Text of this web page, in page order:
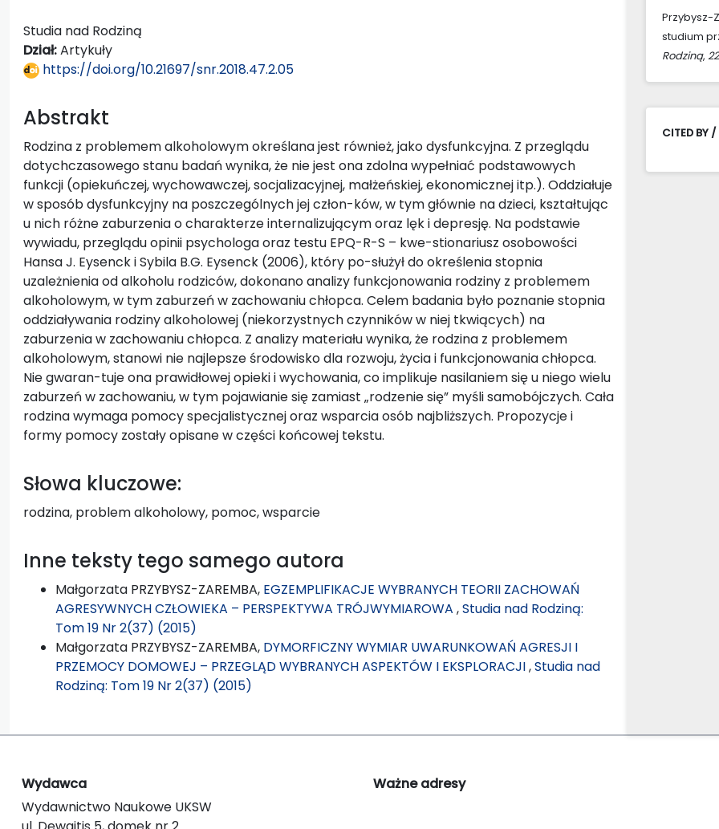
Studia nad Rodziną
Dział:Artykuły
https://doi.org/10.21697/snr.2018.47.2.05
Abstrakt
Rodzina z problemem alkoholowym określana jest również, jako dysfunkcyjna. Z przeglądu
dotychczasowego stanu badań wynika, że nie jest ona zdolna wypełniać podstawowych
funkcji (opiekuńczej, wychowawczej, socjalizacyjnej, małżeńskiej, ekonomicznej itp.). Oddziałuje
w sposób dysfunkcyjny na poszczególnych jej człon-ków, w tym głównie na dzieci, kształtując
u nich różne zaburzenia o charakterze internalizującym oraz lęk i depresję. Na podstawie
wywiadu, przeglądu opinii psychologa oraz testu EPQ-R-S – kwe-stionariusz osobowości
Hansa J. Eysenck i Sybila B.G. Eysenck (2006), który po-służył do określenia stopnia
uzależnienia od alkoholu rodziców, dokonano analizy funkcjonowania rodziny z problemem
alkoholowym, w tym zaburzeń w zachowaniu chłopca. Celem badania było poznanie stopnia
oddziaływania rodziny alkoholowej (niekorzystnych czynników w niej tkwiących) na
zaburzenia w zachowaniu chłopca. Z analizy materiału wynika, że rodzina z problemem
alkoholowym, stanowi nie najlepsze środowisko dla rozwoju, życia i funkcjonowania chłopca.
Nie gwaran-tuje ona prawidłowej opieki i wychowania, co implikuje nasilaniem się u niego wielu
zaburzeń w zachowaniu, w tym pojawianie się zamiast „rodzenie się” myśli samobójczych. Cała
rodzina wymaga pomocy specjalistycznej oraz wsparcia osób najbliższych. Propozycje i
formy pomocy zostały opisane w części końcowej tekstu.
Słowa kluczowe:
rodzina, problem alkoholowy, pomoc, wsparcie
Inne teksty tego samego autora
Małgorzata PRZYBYSZ-ZAREMBA, EGZEMPLIFIKACJE WYBRANYCH TEORII ZACHOWAŃ
AGRESYWNYCH CZŁOWIEKA – PERSPEKTYWA TRÓJWYMIAROWA ,Studia nad Rodziną:
Tom 19 Nr 2(37) (2015)
Małgorzata PRZYBYSZ-ZAREMBA, DYMORFICZNY WYMIAR UWARUNKOWAŃ AGRESJI I
PRZEMOCY DOMOWEJ – PRZEGLĄD WYBRANYCH ASPEKTÓW I EKSPLORACJI,Studia nad
Rodziną: Tom 19 Nr 2(37) (2015)
Przybysz-
studium
Rodziną, 22
CITED BY /
Wydawca
Wydawnictwo Naukowe UKSW
Ważne adresy